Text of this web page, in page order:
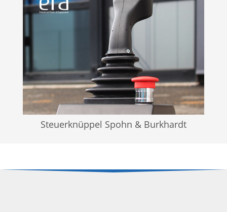
Steuerknüppel Spohn & Burkhardt